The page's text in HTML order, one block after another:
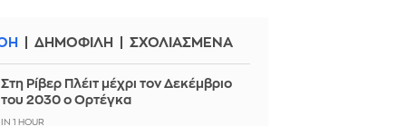
ΔΗΜΟΦΙΛΗ ΣΧΟΛΙΑΣΜΕΝΑ
Στη Ρίβερ Πλέιτ μέχρι τον Δεκέμβριο
του 2030 ο Ορτέγκα
IN 1 HOUR